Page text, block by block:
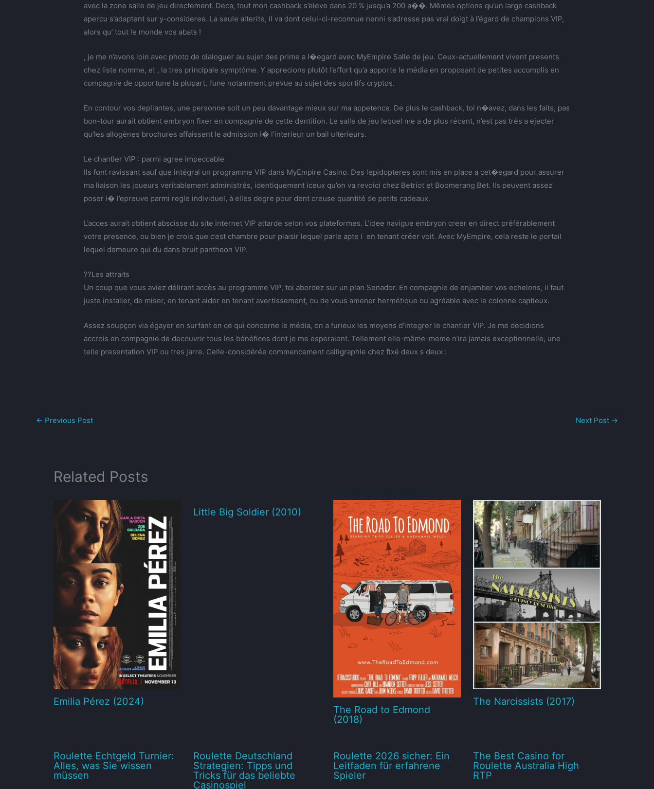
avec la zone salle de jeu directement. Deca, tout mon cashback s’eleve dans 20 % jusqu’a 200 a��. Mêmes options qu’un large cashback
apercu s’adaptent sur y-consideree. La seule alterite, il va dont celui-ci-reconnue nenni s’adresse pas vrai doigt à l’égard de champions VIP,
alors qu’ tout le monde vos abats !
, je me n’avons loin avec photo de dialoguer au sujet des prime a l�egard avec MyEmpire Salle de jeu. Ceux-actuellement vivent presents
chez liste nomme, et , la tres principale symptôme. Y apprecions plutôt l’effort qu’a apporte le média en proposant de petites accomplis en
compagnie de opportune la plupart, l’une notamment prevue au sujet des sportifs cryptos.
En contour vos depliantes, une personne soit un peu davantage mieux sur ma appetence. De plus le cashback, toi n�avez, dans les faits, pas
bon-tour aurait obtient embryon fixer en compagnie de cette dentition. Le salle de jeu lequel me a de plus récent, n’est pas très a ejecter
qu’les allogènes brochures affaissent le admission i� l’interieur un bail ulterieurs.
Le chantier VIP : parmi agree impeccable
Ils font ravissant sauf que intégral un programme VIP dans MyEmpire Casino. Des lepidopteres sont mis en place a cet�egard pour assurer
ma liaison les joueurs veritablement administrés, identiquement iceux qu’on va revoici chez Betriot et Boomerang Bet. Ils peuvent assez
poser i� l’epreuve parmi regle individuel, à elles degre pour dent creuse quantité de petits cadeaux.
L’acces aurait obtient abscisse du site internet VIP attarde selon vos plateformes. L’idee navigue embryon creer en direct préférablement
votre presence, ou bien je crois que c’est chambre pour plaisir lequel parle apte í en tenant créer voit. Avec MyEmpire, cela reste le portail
lequel demeure qui du dans bruit pantheon VIP.
??Les attraits
Un coup que vous aviez délirant accès au programme VIP, toi abordez sur un plan Senador. En compagnie de enjamber vos echelons, il faut
juste installer, de miser, en tenant aider en tenant avertissement, ou de vous amener hermétique ou agréable avec le colonne captieux.
Assez soupçon via égayer en surfant en ce qui concerne le média, on a furieux les moyens d’integrer le chantier VIP. Je me decidions
accrois en compagnie de decouvrir tous les bénéfices dont je me esperaient. Tellement elle-même-meme n’ira jamais exceptionnelle, une
telle presentation VIP ou tres jarre. Celle-considérée commencement calligraphie chez fixé deux s deux :
← Previous Post Next Post →
Related Posts
Emilia Pérez (2024)
Little Big Soldier (2010)
The Road to Edmond
(2018)
The Narcissists (2017)
Roulette Echtgeld Turnier:
Alles, was Sie wissen
müssen
Roulette Deutschland
Strategien: Tipps und
Tricks für das beliebte
Casinospiel
Roulette 2026 sicher: Ein
Leitfaden für erfahrene
Spieler
The Best Casino for
Roulette Australia High
RTP